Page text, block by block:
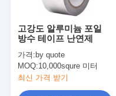
고강도 알루미늄 포일
방수 테이프 난연제
가격: by quote
MOQ:10,000squre 미터
최신 가격 받기